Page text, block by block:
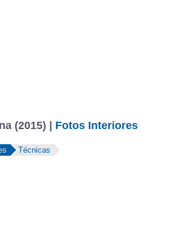
(2015) | Fotos Interiores
Técnicas